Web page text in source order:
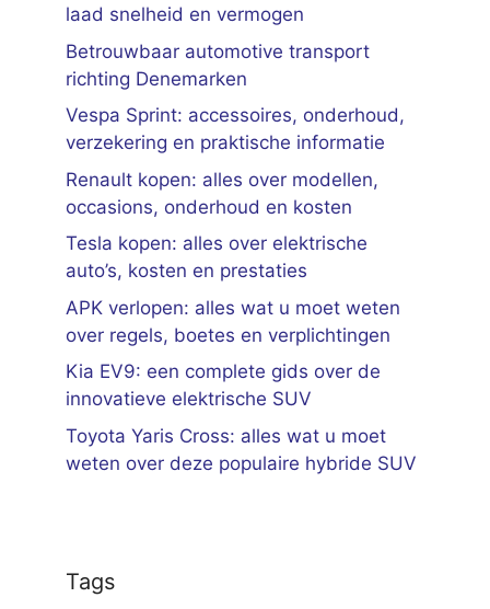
laad snelheid en vermogen
Betrouwbaar automotive transport
richting Denemarken
Vespa Sprint: accessoires, onderhoud,
verzekering en praktische informatie
Renault kopen: alles over modellen,
occasions, onderhoud en kosten
Tesla kopen: alles over elektrische
auto’s, kosten en prestaties
APK verlopen: alles wat u moet weten
over regels, boetes en verplichtingen
Kia EV9: een complete gids over de
innovatieve elektrische SUV
Toyota Yaris Cross: alles wat u moet
weten over deze populaire hybride SUV
Tags